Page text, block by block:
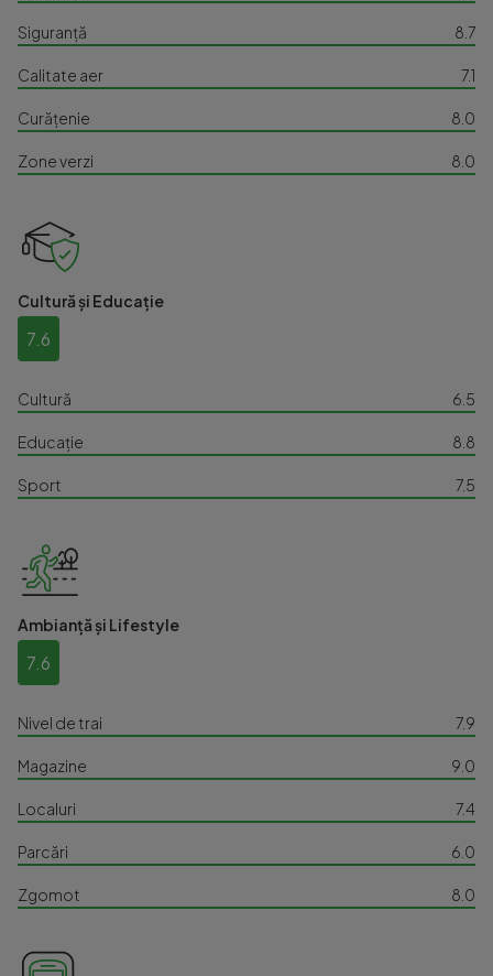
Siguranță 8.7
Calitate aer 7.1
Curățenie 8.0
Zone verzi 8.0
Cultură și Educație
7.6
Cultură 6.5
Educație 8.8
Sport 7.5
Ambianță și Lifestyle
7.6
Nivel de trai 7.9
Magazine 9.0
Localuri 7.4
Parcări 6.0
Zgomot 8.0